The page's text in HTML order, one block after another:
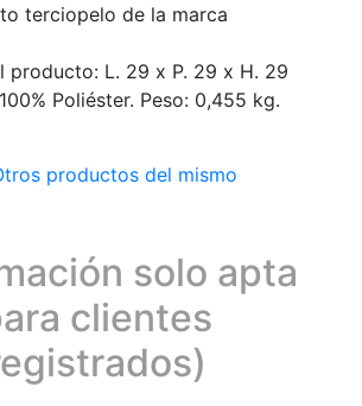
terciopelo de la marca
producto: L. 29 x P. 29 x H. 29
Poliéster. Peso: 0,455 kg.
productos del mismo
solo apta
clientes